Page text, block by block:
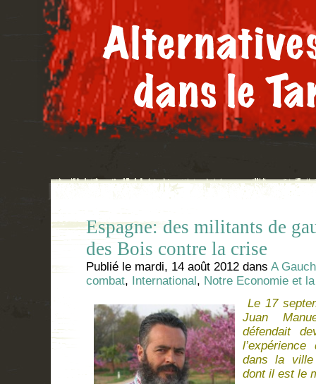
Espagne: des militants de
des Bois contre la crise
Publié le mardi, 14 août 2012 dans A
combat, International, Notre Economie et
Le 17
Juan
défendait
dans la ville
dont il est le